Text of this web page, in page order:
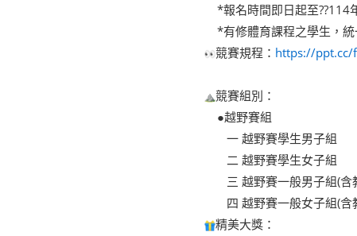
*報名時間即日起至??114
*有修體育課程之學生，統
競賽規程： https://ppt.cc/
競賽組別：
●越野賽組
一 越野賽學生男子組
二 越野賽學生女子組
三 越野賽一般男子組(含
四 越野賽一般女子組(含
精美大獎：